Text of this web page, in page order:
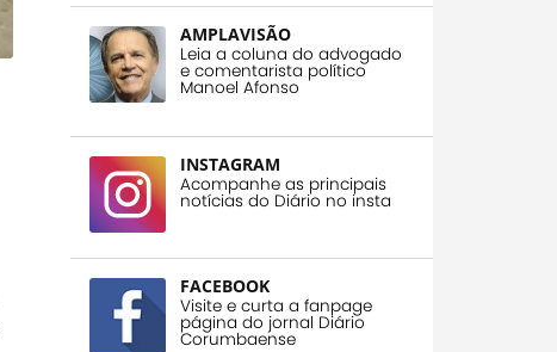
AMPLAVISÃO
Leia a coluna do advogado
e comentarista político
Manoel Afonso
INSTAGRAM
Acompanhe as principais
notícias do Diário no insta
FACEBOOK
Visite e curta a fanpage
página do jornal Diário
Corumbaense